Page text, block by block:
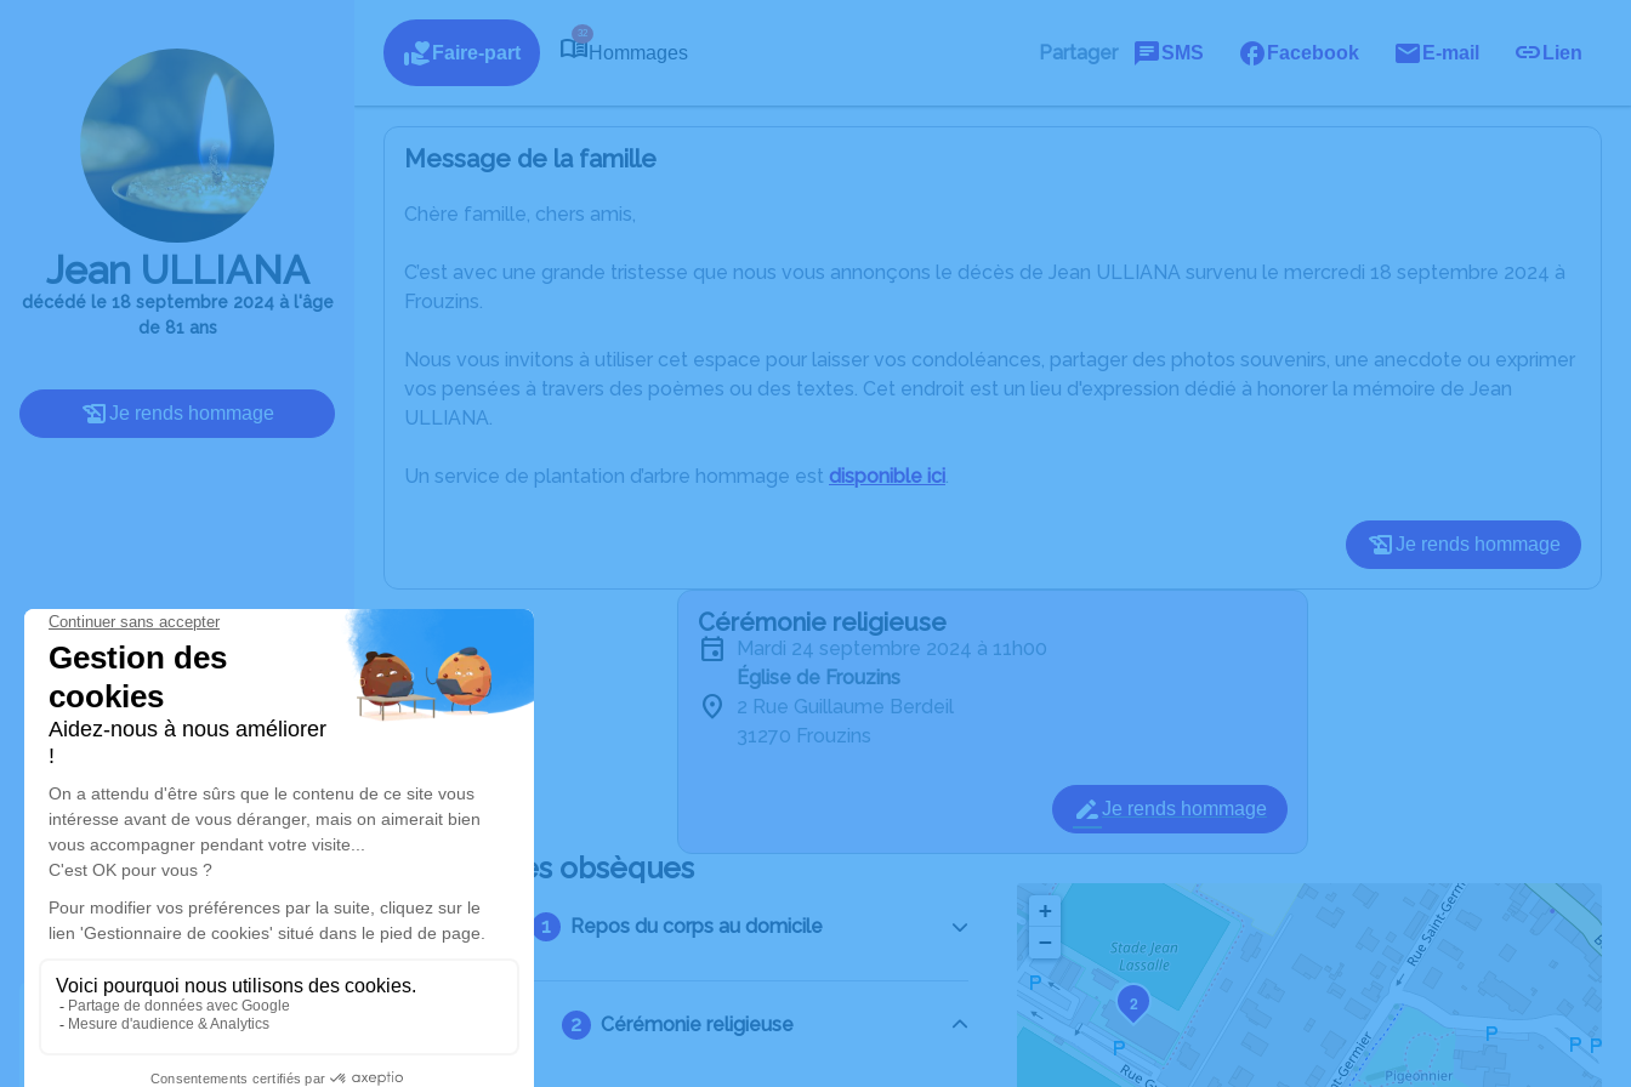
Jean ULLIANA
décédé le 18 septembre 2024 à l'âge
de 81 ans
Je rends hommage
Faire-part
32
Hommages Partager SMS Facebook E-mail Lien
Message de la famille
Chère famille, chers amis,
C’est avec une grande tristesse que nous vous annonçons le décès de Jean ULLIANA survenu le mercredi 18 septembre 2024 à
Frouzins.
Nous vous invitons à utiliser cet espace pour laisser vos condoléances, partager des photos souvenirs, une anecdote ou exprimer
vos pensées à travers des poèmes ou des textes. Cet endroit est un lieu d'expression dédié à honorer la mémoire de Jean
ULLIANA.
Un service de plantation d’arbre hommage est disponible ici.
Je rends hommage
Cérémonie religieuse
mardi 24 septembre 2024 à 11h00
Église de Frouzins
2 Rue Guillaume Berdeil
31270 Frouzins
Je rends hommage
Déroulé des obsèques
Repos du corps au domicile
Cérémonie religieuse
2
+
−